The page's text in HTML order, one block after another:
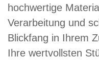
hochwertige
Verarbeitung und
Blickfang in Ihrem
Ihre wertvollsten